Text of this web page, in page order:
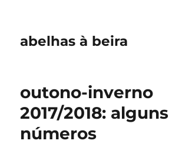
abelhas à beira
outono-inverno
2017/2018: alguns
números